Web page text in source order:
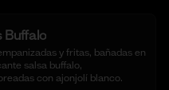
Buffalo
y fritas, bañadas en
salsa buffalo,
con ajonjolí blanco.